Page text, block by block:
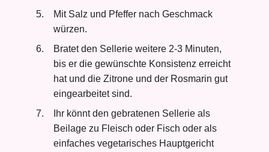
Mit Salz und Pfeffer nach Geschmack
würzen.
Bratet den Sellerie weitere 2-3 Minuten,
bis er die gewünschte Konsistenz erreicht
hat und die Zitrone und der Rosmarin gut
eingearbeitet sind.
Ihr könnt den gebratenen Sellerie als
Beilage zu Fleisch oder Fisch oder als
einfaches vegetarisches Hauptgericht